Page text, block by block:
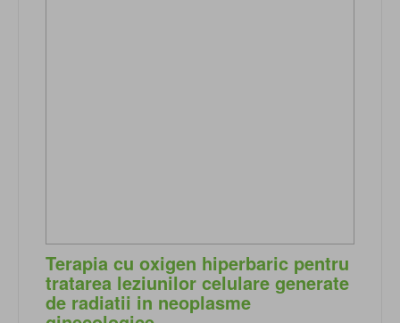
Terapia cu oxigen hiperbaric pentru
tratarea leziunilor celulare generate
de radiatii in neoplasme